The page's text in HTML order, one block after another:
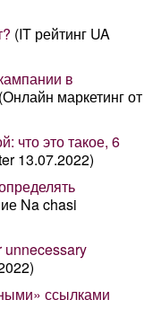
(IT рейтинг UA
в
(Онлайн маркетинг от
что это такое, 6
13.07.2022)
Na chasi
unnecessary
ссылками